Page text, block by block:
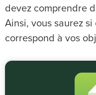
devez comprendre
Ainsi, vous saurez
correspond à vos